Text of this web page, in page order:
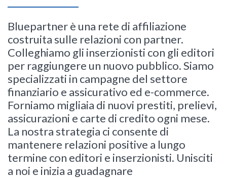
Bluepartner è una rete di affiliazione
costruita sulle relazioni con partner.
Colleghiamo gli inserzionisti con gli editori
per raggiungere un nuovo pubblico. Siamo
specializzati in campagne del settore
finanziario e assicurativo ed e-commerce.
Forniamo migliaia di nuovi prestiti, prelievi,
assicurazioni e carte di credito ogni mese.
La nostra strategia ci consente di
mantenere relazioni positive a lungo
termine con editori e inserzionisti. Unisciti
a noi e inizia a guadagnare